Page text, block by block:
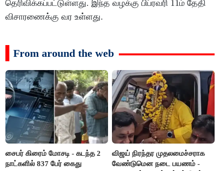
தெரிவிக்கப்பட்டுள்ளது. இந்த வழக்கு பிப்ரவரி 11ம் தேதி
விசாரணைக்கு வர உள்ளது.
From around the web
சைபர் கிரைம் மோசடி - கடந்த 2
நாட்களில் 837 பேர் கைது
விஜய் நிரந்தர முதலமைச்சராக
வேண்டுமென நடை பயணம் -